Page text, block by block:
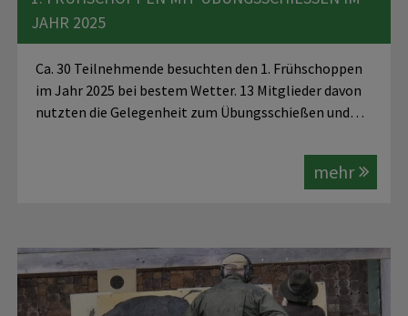
AHR 2025
Ca. 30 Teilnehmende besuchten den 1. Frühschoppen
im Jahr 2025 bei bestem Wetter. 13 Mitglieder davon
nutzten die Gelegenheit zum Übungsschießen und…
mehr